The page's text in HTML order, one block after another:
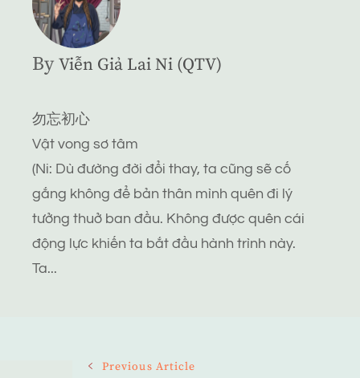
By Viễn Giả Lai Ni (QTV)
勿忘初心
Vật vong sơ tâm
(Ni: Dù đường đời đổi thay, ta cũng sẽ cố
gắng không để bản thân mình quên đi lý
tưởng thuở ban đầu. Không được quên cái
động lực khiến ta bắt đầu hành trình này.
Ta...
Previous Article